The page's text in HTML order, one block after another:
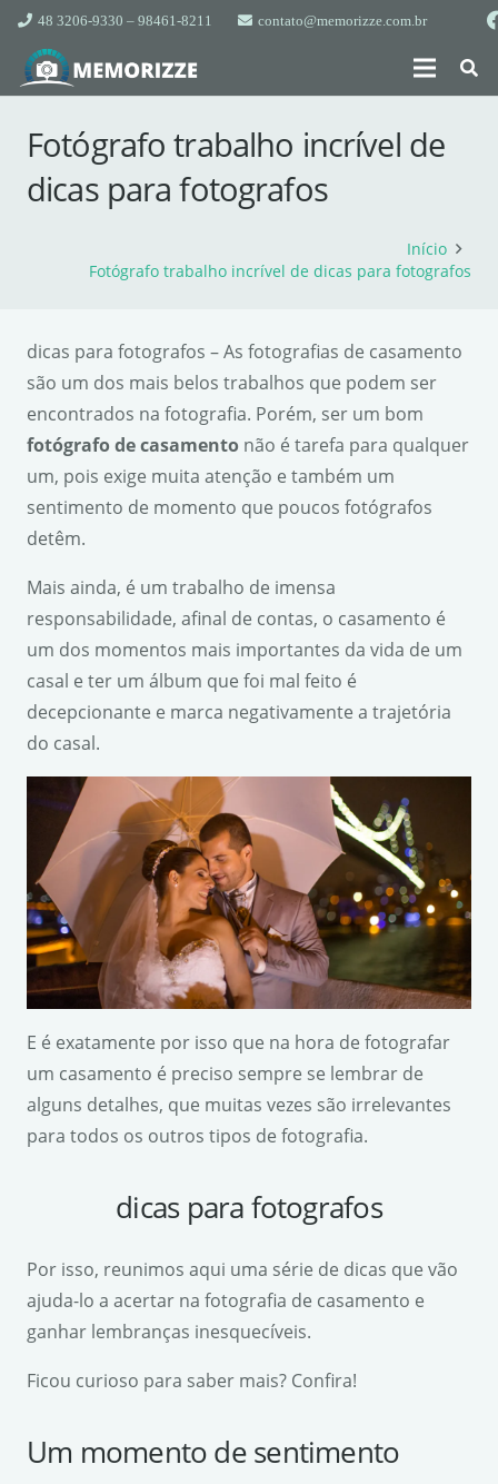
48 3206-9330 – 98461-8211 contato@memorizze.com.br
Fotógrafo trabalho incrível de
dicas para fotografos
Início
Fotógrafo trabalho incrível de dicas para fotografos
dicas para fotografos – As fotografias de casamento
são um dos mais belos trabalhos que podem ser
encontrados na fotografia. Porém, ser um bom
fotógrafo de casamento não é tarefa para qualquer
um, pois exige muita atenção e também um
sentimento de momento que poucos fotógrafos
detêm.
Mais ainda, é um trabalho de imensa
responsabilidade, afinal de contas, o casamento é
um dos momentos mais importantes da vida de um
casal e ter um álbum que foi mal feito é
decepcionante e marca negativamente a trajetória
do casal.
E é exatamente por isso que na hora de fotografar
um casamento é preciso sempre se lembrar de
alguns detalhes, que muitas vezes são irrelevantes
para todos os outros tipos de fotografia.
dicas para fotografos
Por isso, reunimos aqui uma série de dicas que vão
ajuda-lo a acertar na fotografia de casamento e
ganhar lembranças inesquecíveis.
Ficou curioso para saber mais? Confira!
Um momento de sentimento